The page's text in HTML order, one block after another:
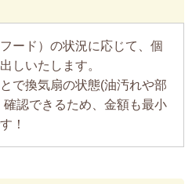
ード）の状況に応じて、個
しいたします。
で換気扇の状態(油汚れや部
認できるため、金額も最小
！